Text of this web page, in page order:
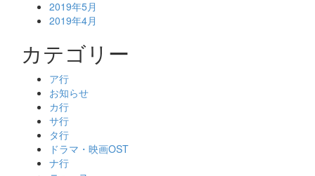
2019年5月
2019年4月
カテゴリー
ア行
お知らせ
カ行
サ行
タ行
ドラマ・映画OST
ナ行